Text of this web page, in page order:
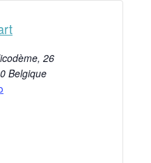
26
Belgique